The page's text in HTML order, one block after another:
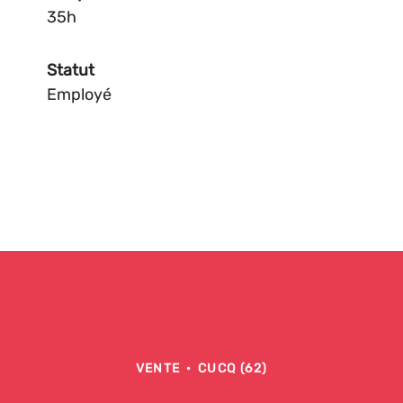
35h
Statut
Employé
VENTE · CUCQ (62)